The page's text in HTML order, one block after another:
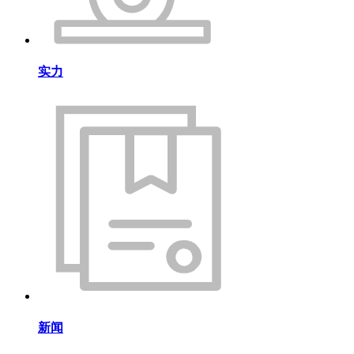
实力
新闻